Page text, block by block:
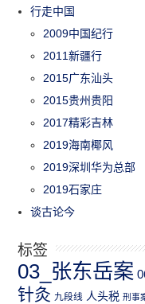
行走中国
2009中国纪行
2011新疆行
2015广东汕头
2015贵州贵阳
2017精彩吉林
2019海南椰风
2019深圳华为总部
2019石家庄
谈古论今
标签
03_张东岳案
针灸 九段线 人头税 刑事